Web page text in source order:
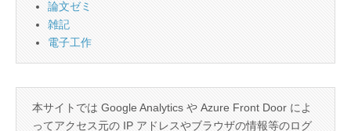
論文ゼミ
雑記
電子工作
本サイトでは Google Analytics や Azure Front Door によ
ってアクセス元の IP アドレスやブラウザの情報等のログ